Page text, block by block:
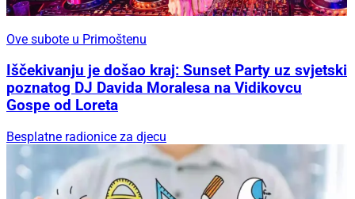
Ove subote u Primoštenu
Iščekivanju je došao kraj: Sunset Party uz svjetski
poznatog DJ Davida Moralesa na Vidikovcu
Gospe od Loreta
Besplatne radionice za djecu